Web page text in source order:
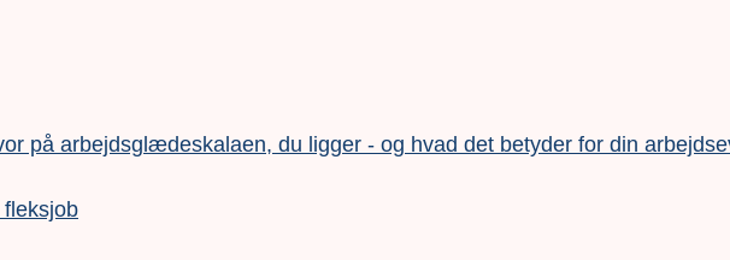
på arbejdsglædeskalaen, du ligger - og hvad det betyder for din